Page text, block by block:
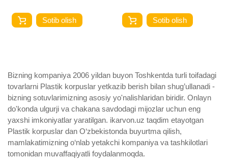
Sotib olish Sotib olish
Bizning kompaniya 2006 yildan buyon Toshkentda turli toifadagi
tovarlarni Plastik korpuslar yetkazib berish bilan shug’ullanadi ­
bizning sotuvlarimizning asosiy yo'nalishlaridan biridir. Onlayn
do'konda ulgurji va chakana savdodagi mijozlar uchun eng
yaxshi imkoniyatlar yaratilgan. ikarvon.uz taqdim etayotgan
Plastik korpuslar dan O‘zbekistonda buyurtma qilish,
mamlakatimizning o‘nlab yetakchi kompaniya va tashkilotlari
tomonidan muvaffaqiyatli foydalanmoqda.